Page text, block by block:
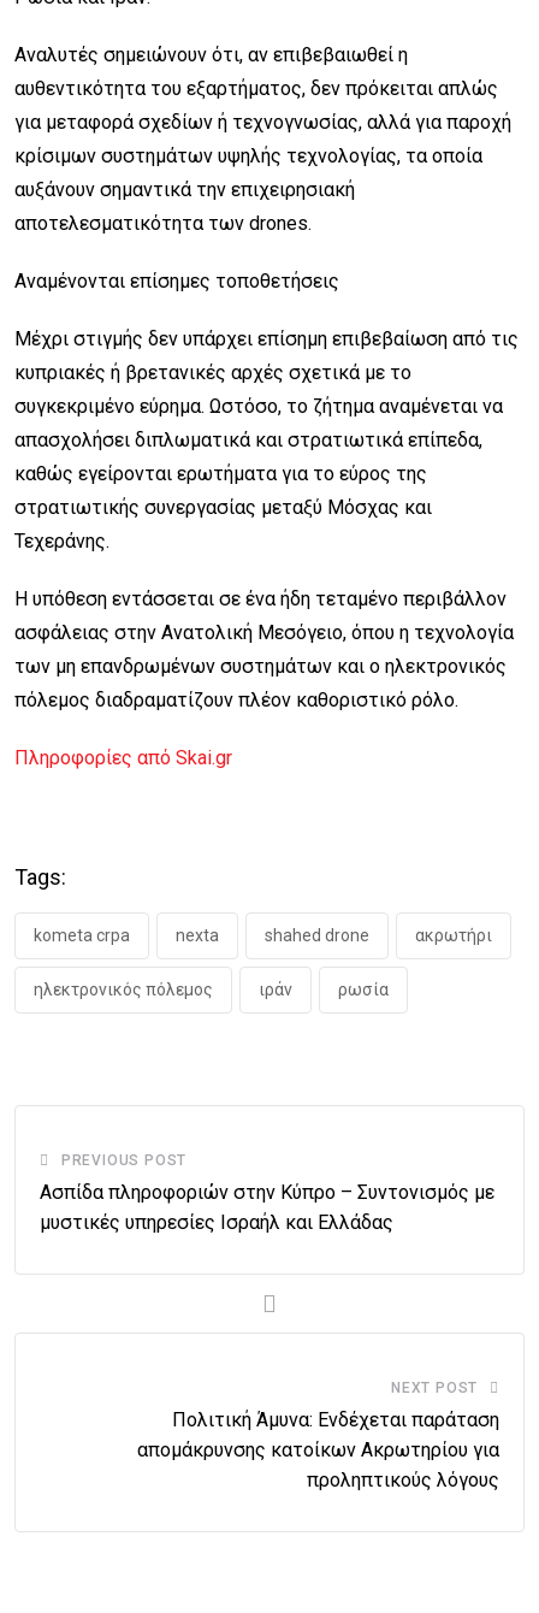
Αναλυτές σημειώνουν ότι, αν επιβεβαιωθεί η
αυθεντικότητα του εξαρτήματος, δεν πρόκειται απλώς
για μεταφορά σχεδίων ή τεχνογνωσίας, αλλά για παροχή
κρίσιμων συστημάτων υψηλής τεχνολογίας, τα οποία
αυξάνουν σημαντικά την επιχειρησιακή
αποτελεσματικότητα των drones.
Αναμένονται επίσημες τοποθετήσεις
Μέχρι στιγμής δεν υπάρχει επίσημη επιβεβαίωση από τις
κυπριακές ή βρετανικές αρχές σχετικά με το
συγκεκριμένο εύρημα. Ωστόσο, το ζήτημα αναμένεται να
απασχολήσει διπλωματικά και στρατιωτικά επίπεδα,
καθώς εγείρονται ερωτήματα για το εύρος της
στρατιωτικής συνεργασίας μεταξύ Μόσχας και
Τεχεράνης.
Η υπόθεση εντάσσεται σε ένα ήδη τεταμένο περιβάλλον
ασφάλειας στην Ανατολική Μεσόγειο, όπου η τεχνολογία
των μη επανδρωμένων συστημάτων και ο ηλεκτρονικός
πόλεμος διαδραματίζουν πλέον καθοριστικό ρόλο.
Πληροφορίες από Skai.gr
Tags:
kometa crpa nexta shahed drone ακρωτήρι
ηλεκτρονικός πόλεμος ιράν ρωσία
PREVIOUS POST
Ασπίδα πληροφοριών στην Κύπρο – Συντονισμός με
μυστικές υπηρεσίες Ισραήλ και Ελλάδας
NEXT POST
Πολιτική Άμυνα: Ενδέχεται παράταση
απομάκρυνσης κατοίκων Ακρωτηρίου για
προληπτικούς λόγους